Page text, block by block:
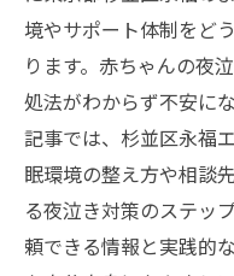
境やサポート体制をど
ります。赤ちゃんの夜
処法がわからず不安に
記事では、杉並区永福
眠環境の整え方や相談
る夜泣き対策のステッ
頼できる情報と実践的